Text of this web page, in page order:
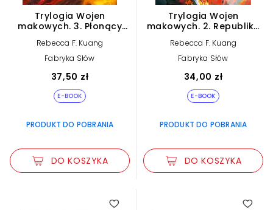
Trylogia Wojen
makowych. 3. Płonący
Rebecca F. Kuang
Fabryka Słów
37,50 zł
E-BOOK
PRODUKT DO POBRANIA
DO KOSZYKA
Trylogia Wojen
makowych. 2. Republika
Rebecca F. Kuang
Fabryka Słów
34,00 zł
E-BOOK
PRODUKT DO POBRANIA
DO KOSZYKA